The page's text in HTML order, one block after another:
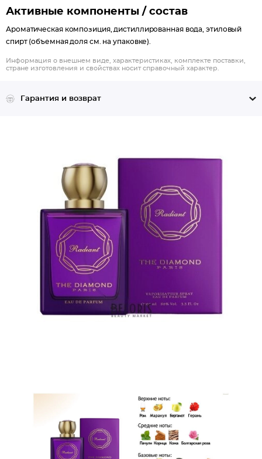
Активные компоненты / состав
Ароматическая композиция, дистиллированная вода, этиловый
спирт (объемная доля см. на упаковке).
Информация о внешнем виде, характеристиках, комплекте поставки,
стране изготовления и свойствах носит справочный характер.
Гарантия и возврат